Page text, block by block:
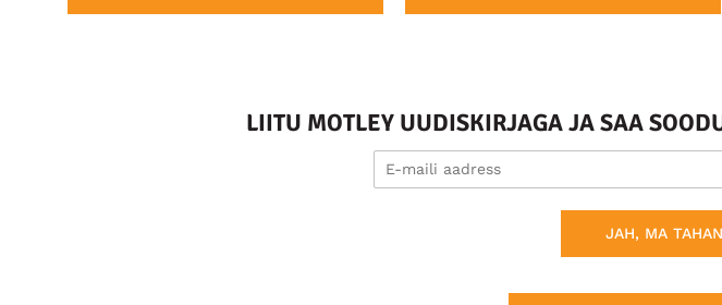
LIITU MOTLEY UUDISKIRJAGA JA SAA
JAH, MA